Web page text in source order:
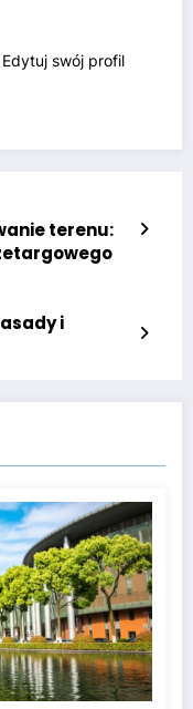
Edytuj swój profil
terenu:
i